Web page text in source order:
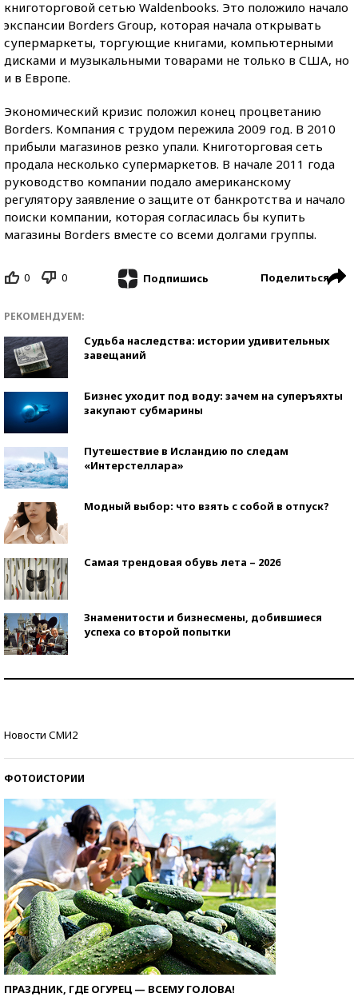
книготорговой сетью Waldenbooks. Это положило начало
экспансии Borders Group, которая начала открывать
супермаркеты, торгующие книгами, компьютерными
дисками и музыкальными товарами не только в США, но
и в Европе.
Экономический кризис положил конец процветанию
Borders. Компания с трудом пережила 2009 год. В 2010
прибыли магазинов резко упали. Книготорговая сеть
продала несколько супермаркетов. В начале 2011 года
руководство компании подало американскому
регулятору заявление о защите от банкротства и начало
поиски компании, которая согласилась бы купить
магазины Borders вместе со всеми долгами группы.
0 0 Подпишись Поделиться
РЕКОМЕНДУЕМ:
Судьба наследства: истории удивительных
завещаний
Бизнес уходит под воду: зачем на суперъяхты
закупают субмарины
Путешествие в Исландию по следам
«Интерстеллара»
Модный выбор: что взять с собой в отпуск?
Самая трендовая обувь лета – 2026
Знаменитости и бизнесмены, добившиеся
успеха со второй попытки
Новости СМИ2
ФОТОИСТОРИИ
ПРАЗДНИК, ГДЕ ОГУРЕЦ — ВСЕМУ ГОЛОВА!